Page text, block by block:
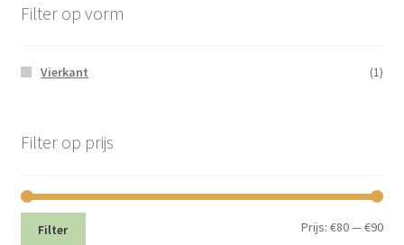
Filter op vorm
Vierkant (1)
Filter op prijs
Min.
Filter Prijs:€80—€90